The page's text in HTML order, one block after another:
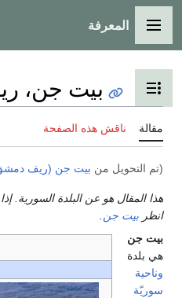
القائمة الرئيسية
المعرفة
تبديل عرض جدول المحتويات
بيت جن،
مقالة ناقش هذه الصفحة
(تم التحويل من بيت جن (ريف
هذا المقال هو عن البلدة السورية.
انظر بيت جن
بيت جن
هي بلدة
وناحية
سوريّة